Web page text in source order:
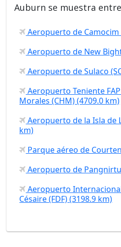
Auburn se muestra
Aeropuerto de Camocim
Aeropuerto de New
Aeropuerto de Sulaco
Aeropuerto Teniente
Morales (CHM) (4709.0 km)
Aeropuerto de la Isla de
km)
Parque aéreo de
Aeropuerto de
Aeropuerto
Césaire (FDF) (3198.9 km)